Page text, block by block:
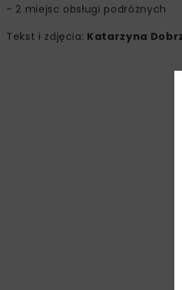
- 2 miejsc obsługi podróżnych
Tekst i zdjęcia: Katarzyna